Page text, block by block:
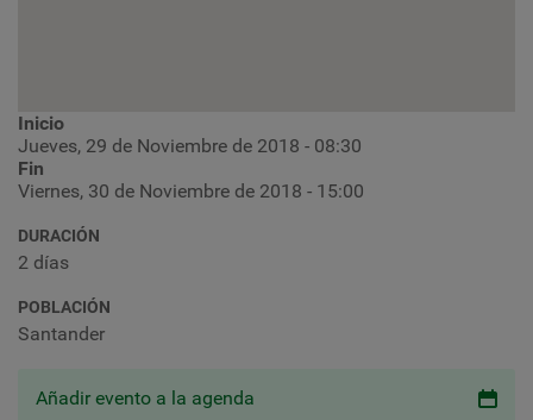
Inicio
Jueves, 29 de Noviembre de 2018 - 08:30
Fin
Viernes, 30 de Noviembre de 2018 - 15:00
DURACIÓN
2 días
POBLACIÓN
Santander
Añadir evento a la agenda